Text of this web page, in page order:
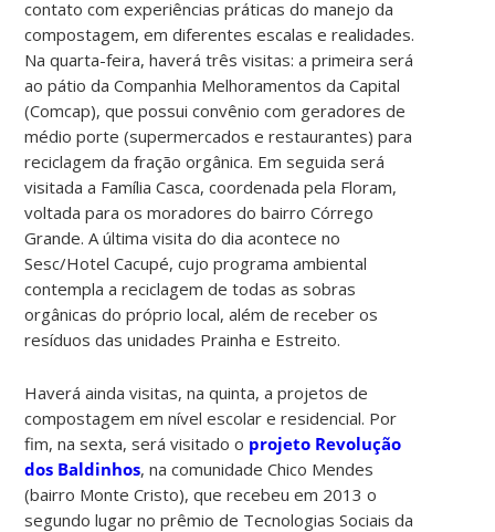
contato com experiências práticas do manejo da
compostagem, em diferentes escalas e realidades.
Na quarta-feira, haverá três visitas: a primeira será
ao pátio da Companhia Melhoramentos da Capital
(Comcap), que possui convênio com geradores de
médio porte (supermercados e restaurantes) para
reciclagem da fração orgânica. Em seguida será
visitada a Família Casca, coordenada pela Floram,
voltada para os moradores do bairro Córrego
Grande. A última visita do dia acontece no
Sesc/Hotel Cacupé, cujo programa ambiental
contempla a reciclagem de todas as sobras
orgânicas do próprio local, além de receber os
resíduos das unidades Prainha e Estreito.
Haverá ainda visitas, na quinta, a projetos de
compostagem em nível escolar e residencial. Por
fim, na sexta, será visitado o projeto Revolução
dos Baldinhos, na comunidade Chico Mendes
(bairro Monte Cristo), que recebeu em 2013 o
segundo lugar no prêmio de Tecnologias Sociais da